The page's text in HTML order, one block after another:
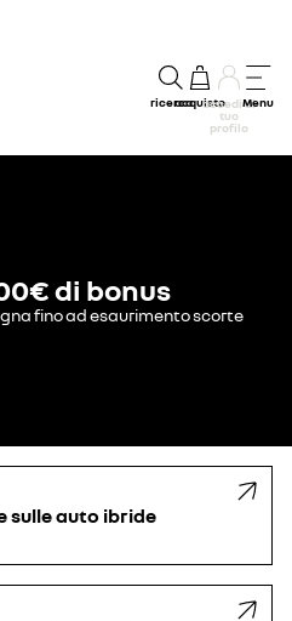
ricercaacquistoaccedi al
tuo
profilo
Menu
di bonus
fino ad esaurimento scorte
sulle auto ibride